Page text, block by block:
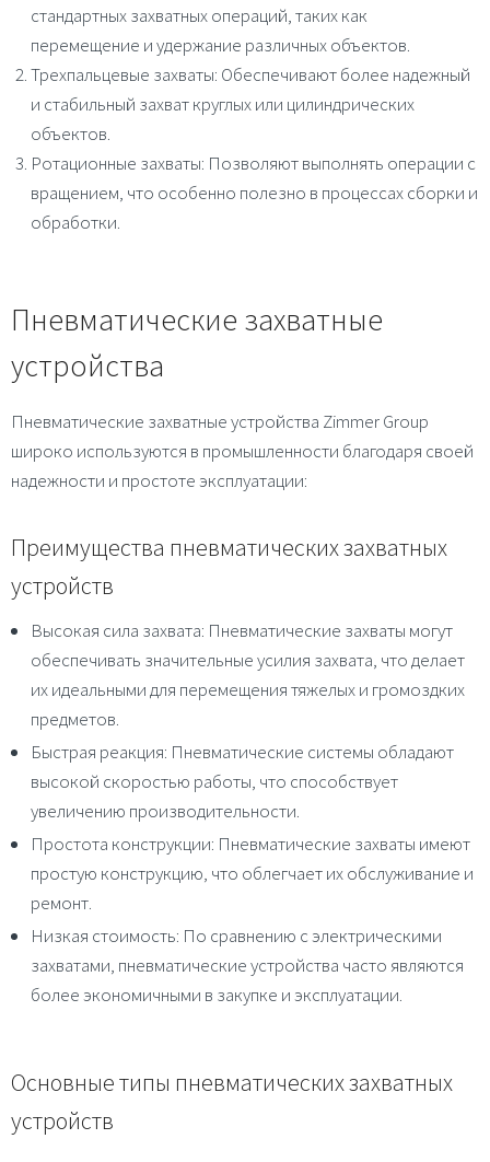
стандартных захватных операций, таких как
перемещение и удержание различных объектов.
Трехпальцевые захваты: Обеспечивают более надежный
и стабильный захват круглых или цилиндрических
объектов.
Ротационные захваты: Позволяют выполнять операции с
вращением, что особенно полезно в процессах сборки и
обработки.
Пневматические захватные
устройства
Пневматические захватные устройства Zimmer Group
широко используются в промышленности благодаря своей
надежности и простоте эксплуатации:
Преимущества пневматических захватных
устройств
Высокая сила захвата: Пневматические захваты могут
обеспечивать значительные усилия захвата, что делает
их идеальными для перемещения тяжелых и громоздких
предметов.
Быстрая реакция: Пневматические системы обладают
высокой скоростью работы, что способствует
увеличению производительности.
Простота конструкции: Пневматические захваты имеют
простую конструкцию, что облегчает их обслуживание и
ремонт.
Низкая стоимость: По сравнению с электрическими
захватами, пневматические устройства часто являются
более экономичными в закупке и эксплуатации.
Основные типы пневматических захватных
устройств